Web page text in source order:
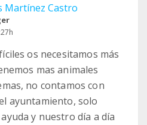
Martínez Castro
os necesitamos más
mas animales
no contamos con
ayuntamiento, solo
y nuestro día a día